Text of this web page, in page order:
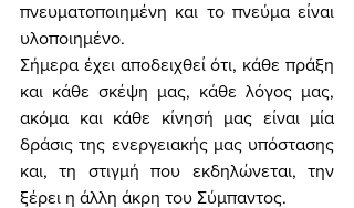
πνευματοποιημένη και το πνεύμα είναι
υλοποιημένο.
Σήμερα έχει αποδειχθεί ότι, κάθε πράξη
και κάθε σκέψη μας, κάθε λόγος μας,
ακόμα και κάθε κίνησή μας είναι μία
δράσις της ενεργειακής μας υπόστασης
και, τη στιγμή που εκδηλώνεται, την
ξέρει η άλλη άκρη του Σύμπαντος.